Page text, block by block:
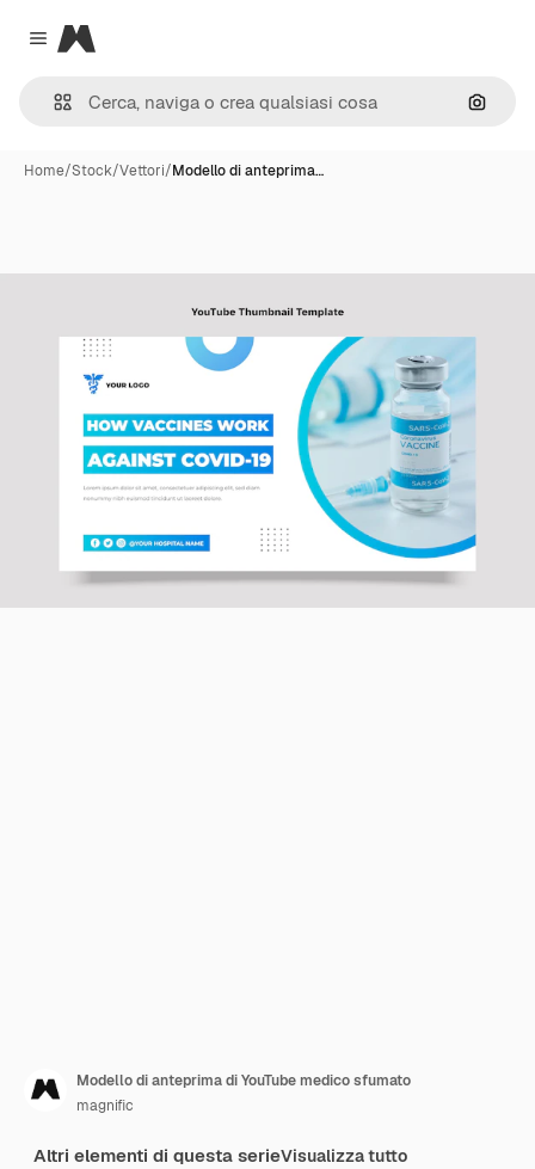
Close menu
Magnific
Cerca
Home/Stock/Vettori/Modello di anteprima…
Modello di anteprima di YouTube medico sfumato
magnific
Altri elementi di questa serieVisualizza tutto